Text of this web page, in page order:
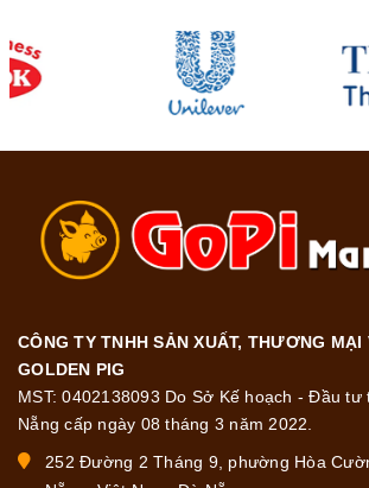
CÔNG TY TNHH SẢN XUẤT, THƯƠNG MẠI
GOLDEN PIG
MST: 0402138093 Do Sở Kế hoạch - Đầu tư
Nẵng cấp ngày 08 tháng 3 năm 2022.
252 Đường 2 Tháng 9, phường Hòa